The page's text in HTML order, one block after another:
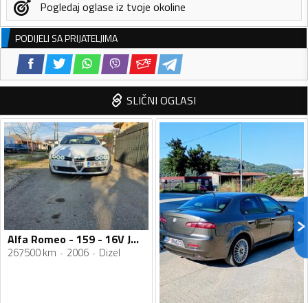
Pogledaj oglase iz tvoje okoline
PODIJELI SA PRIJATELJIMA
SLIČNI OGLASI
Alfa Romeo - 159 - 16V JTDm
267500 km 2006 Dizel